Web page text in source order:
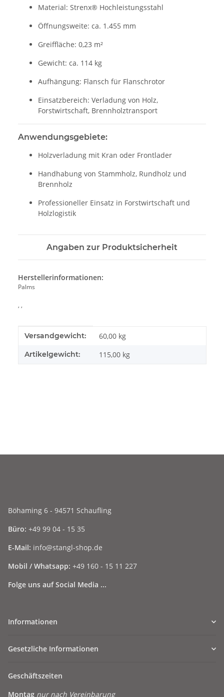
Material: Strenx® Hochleistungsstahl
Öffnungsweite: ca. 1.455 mm
Greiffläche: 0,23 m²
Gewicht: ca. 114 kg
Aufhängung: Flansch für Flanschrotor
Einsatzbereich: Verladung von Holz,
Forstwirtschaft, Brennholztransport
Anwendungsgebiete:
Holzverladung mit Kran oder Frontlader
Handhabung von Stammholz, Rundholz und
Brennholz
Professioneller Einsatz in Forstwirtschaft und
Holzlogistik
Angaben zur Produktsicherheit
Herstellerinformationen:
Palms
, ,
Produkteigenschaft
Wert
Versandgewicht: 60,00 kg
Artikelgewicht: 115,00 kg
Böhaming 6 - 94571 Schaufling
Büro: +49 99 04 - 15 35
E-Mail: info@stangl-shop.de
Mobil / Whatsapp: +49 160 - 15 11 227
Folge uns auf Social Media ...
Informationen
Gesetzliche Informationen
Geschäftszeiten
Montag nur nach Vereinbarung